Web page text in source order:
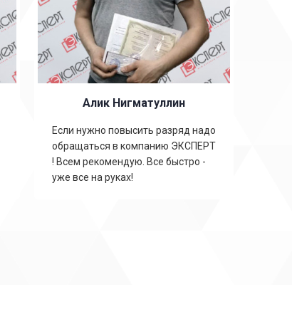
Алик Нигматуллин
Если нужно повысить разряд надо
обращаться в компанию ЭКСПЕРТ
! Всем рекомендую. Все быстро -
уже все на руках!